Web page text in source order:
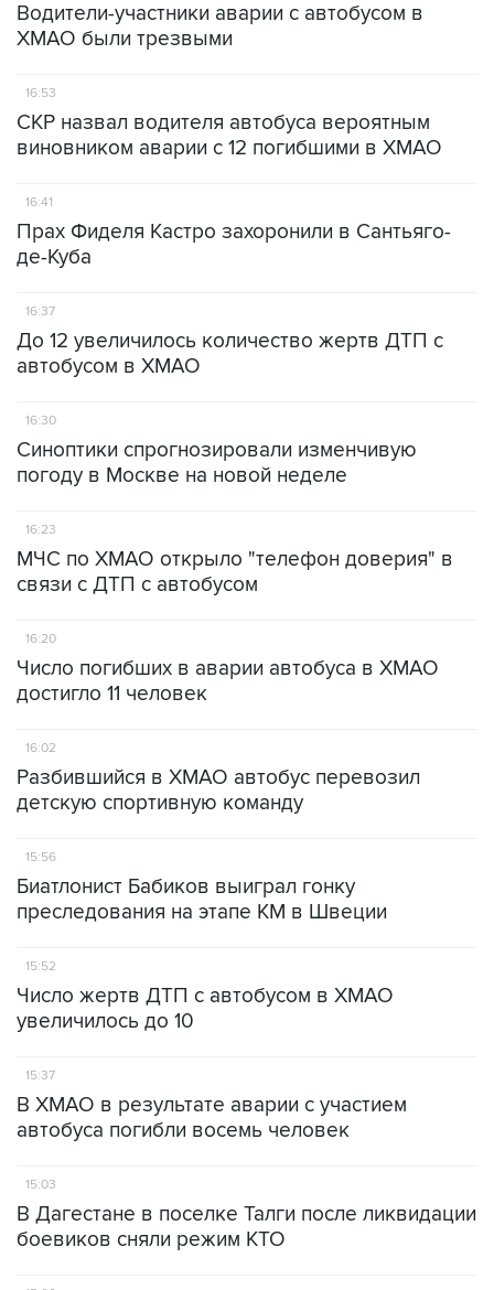
Водители-участники аварии с автобусом в
ХМАО были трезвыми
16:53
СКР назвал водителя автобуса вероятным
виновником аварии с 12 погибшими в ХМАО
16:41
Прах Фиделя Кастро захоронили в Сантьяго-
де-Куба
16:37
До 12 увеличилось количество жертв ДТП с
автобусом в ХМАО
16:30
Синоптики спрогнозировали изменчивую
погоду в Москве на новой неделе
16:23
МЧС по ХМАО открыло "телефон доверия" в
связи с ДТП с автобусом
16:20
Число погибших в аварии автобуса в ХМАО
достигло 11 человек
16:02
Разбившийся в ХМАО автобус перевозил
детскую спортивную команду
15:56
Биатлонист Бабиков выиграл гонку
преследования на этапе КМ в Швеции
15:52
Число жертв ДТП с автобусом в ХМАО
увеличилось до 10
15:37
В ХМАО в результате аварии с участием
автобуса погибли восемь человек
15:03
В Дагестане в поселке Талги после ликвидации
боевиков сняли режим КТО